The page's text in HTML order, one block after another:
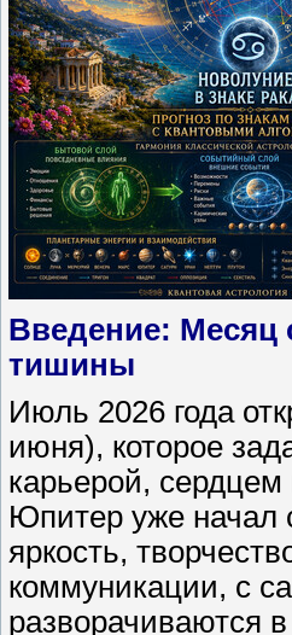
Введение: Месяц
тишины
Июль 2026 года
июня), которое
карьерой,
Юпитер уже начал
яркость,
коммуникации, с
разворачиваются